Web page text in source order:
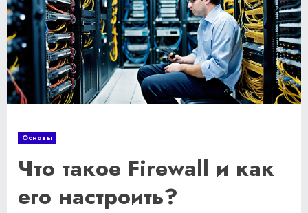
Основы
Что такое Firewall и как
его настроить?